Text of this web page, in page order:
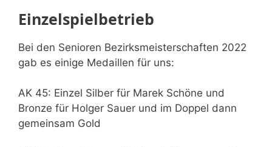
Einzelspielbetrieb
Bei den Senioren Bezirksmeisterschaften 2022
gab es einige Medaillen für uns:
AK 45: Einzel Silber für Marek Schöne und
Bronze für Holger Sauer und im Doppel dann
gemeinsam Gold